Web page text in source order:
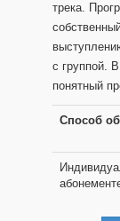
трека.
с группой.
понятный
Способ